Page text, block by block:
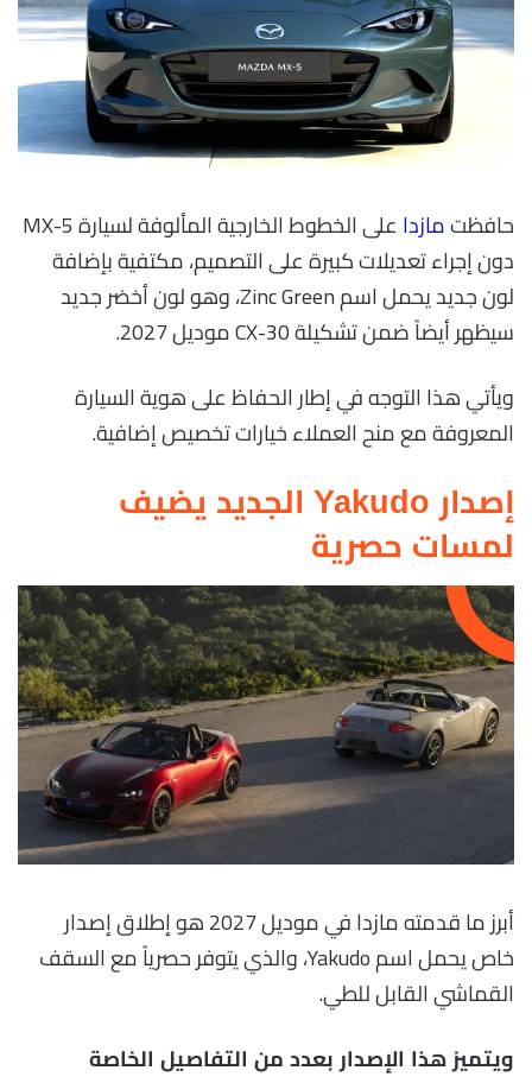
حافظتمازدا
على الخطوط الخارجية المألوفة لسيارة MX-5
دون إجراء تعديلات كبيرة على التصميم، مكتفية بإضافة
لون جديد يحمل اسم Zinc Green، وهو لون أخضر جديد
سيظهر أيضاً ضمن تشكيلة CX-30 موديل 2027.
ويأتي هذا التوجه في إطار الحفاظ على هوية السيارة
المعروفة مع منح العملاء خيارات تخصيص إضافية.
إصدار Yakudo الجديد يضيف
لمسات حصرية
أبرز ما قدمته مازدا في موديل 2027 هو إطلاق إصدار
خاص يحمل اسم Yakudo، والذي يتوفر حصرياً مع السقف
القماشي القابل للطي.
ويتميز هذا الإصدار بعدد من التفاصيل الخاصة